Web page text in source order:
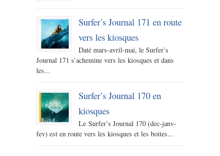
Surfer’s Journal 171 en route
vers les kiosques
Daté mars-avril-mai, le Surfer’s
Journal 171 s’achemine vers les kiosques et dans
les...
Surfer’s Journal 170 en
kiosques
Le Surfer’s Journal 170 (dec-janv-
fev) est en route vers les kiosques et les boites...